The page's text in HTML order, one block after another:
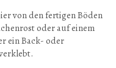
von den fertigen Böden
oder auf einem
ein Back- oder